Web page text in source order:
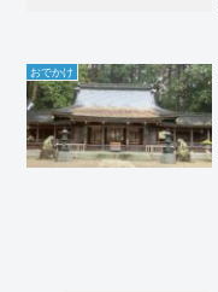
おでかけ